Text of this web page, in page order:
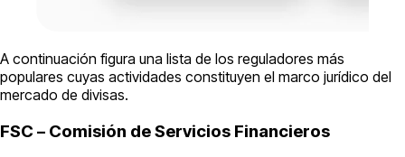
A continuación figura una lista de los reguladores más
populares cuyas actividades constituyen el marco jurídico del
mercado de divisas.
FSC – Comisión de Servicios Financieros